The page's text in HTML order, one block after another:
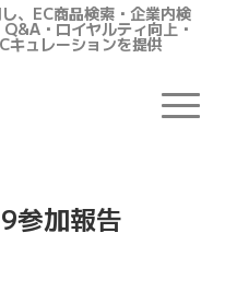
、EC商品検索・企業内検
・ロイヤルティ向上・
キュレーションを提供
参加報告